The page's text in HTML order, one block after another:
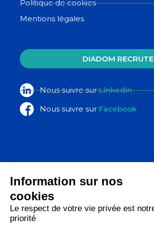
Politique de cookies
Mentions légales
DIADOM RECRUTE
Nous suivre surLinkedin
Nous suivre sur Facebook
La Poste Santé & Autonomie,
un ensemble d’expertises du groupe